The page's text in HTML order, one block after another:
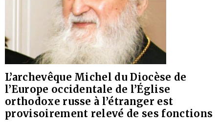
L’archevêque Michel du Diocèse de
l’Europe occidentale de l’Église
orthodoxe russe à l’étranger est
provisoirement relevé de ses fonctions